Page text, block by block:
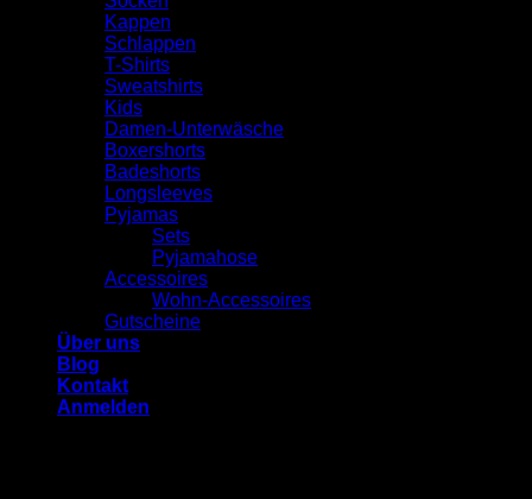
Kappen
Schlappen
T-Shirts
Sweatshirts
Kids
Damen-Unterwäsche
Boxershorts
Badeshorts
Longsleeves
Pyjamas
Sets
Pyjamahose
Accessoires
Wohn-Accessoires
Gutscheine
Über uns
Blog
Kontakt
Anmelden